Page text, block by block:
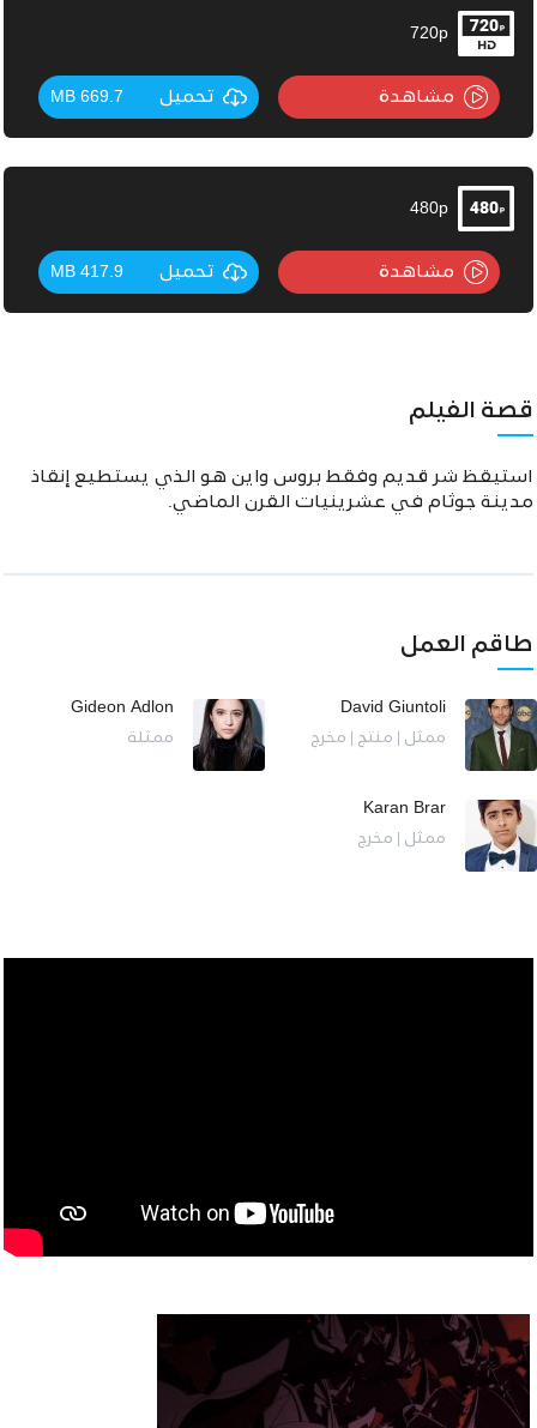
720p
مشاهدة تحميل 669.7 MB
480p
مشاهدة تحميل 417.9 MB
قصة الفيلم
استيقظ شر قديم وفقط بروس واين هو الذي يستطيع إنقاذ
مدينة جوثام في عشرينيات القرن الماضي.
طاقم العمل
David Giuntoli
ممثل | منتج | مخرج
Gideon Adlon
ممثلة
Karan Brar
ممثل | مخرج